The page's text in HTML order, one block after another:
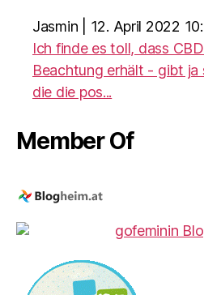
Jasmin
12. April 2022
Ich finde es toll, dass
Beachtung erhält - gibt ja
die die pos...
Member Of